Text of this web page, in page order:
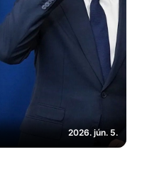
2026. jún. 5.